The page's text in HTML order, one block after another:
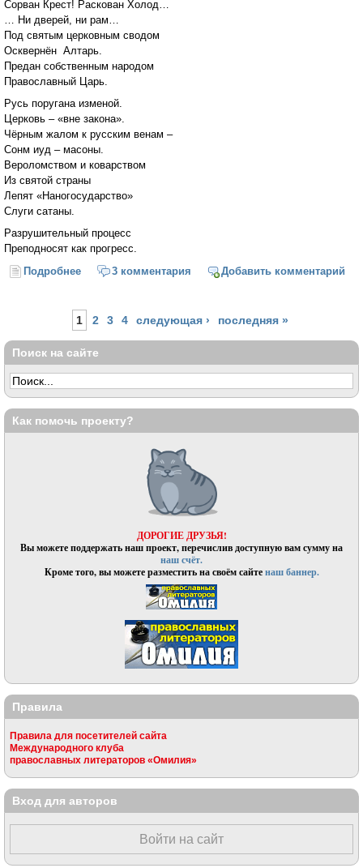
Сорван Крест! Раскован Холод…
… Ни дверей, ни рам…
Под святым церковным сводом
Осквернён Алтарь.
Предан собственным народом
Православный Царь.
Русь поругана изменой.
Церковь – «вне закона».
Чёрным жалом к русским венам –
Сонм иуд – масоны.
Вероломством и коварством
Из святой страны
Лепят «Наногосударство»
Слуги сатаны.
Разрушительный процесс
Преподносят как прогресс.
Подробнее о Плачет Ангел у Престола…
3 комментария Добавить комментарий
Страницы
1 2 3 4 следующая › последняя »
Поиск на сайте
Как помочь проекту?
ДОРОГИЕ ДРУЗЬЯ!
Вы можете поддержать наш проект, перечислив доступную вам сумму на
наш счёт.
Кроме того, вы можете разместить на своём сайтенаш баннер.
Правила
Правила для посетителей сайта
Международного клуба
православных литераторов «Омилия»
Вход для авторов
Войти на сайт